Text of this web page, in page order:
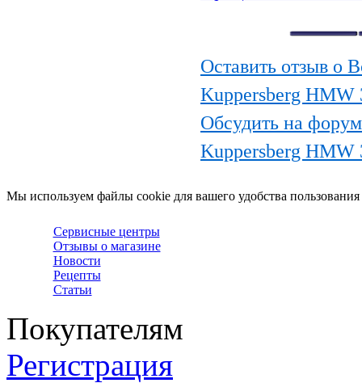
Оставить отзыв о
Kuppersberg HMW
Обсудить на
Kuppersberg HMW
Мы используем файлы cookie для вашего удобства
Сервисные центры
Отзывы о магазине
Новости
Рецепты
Статьи
Покупателям
Регистрация